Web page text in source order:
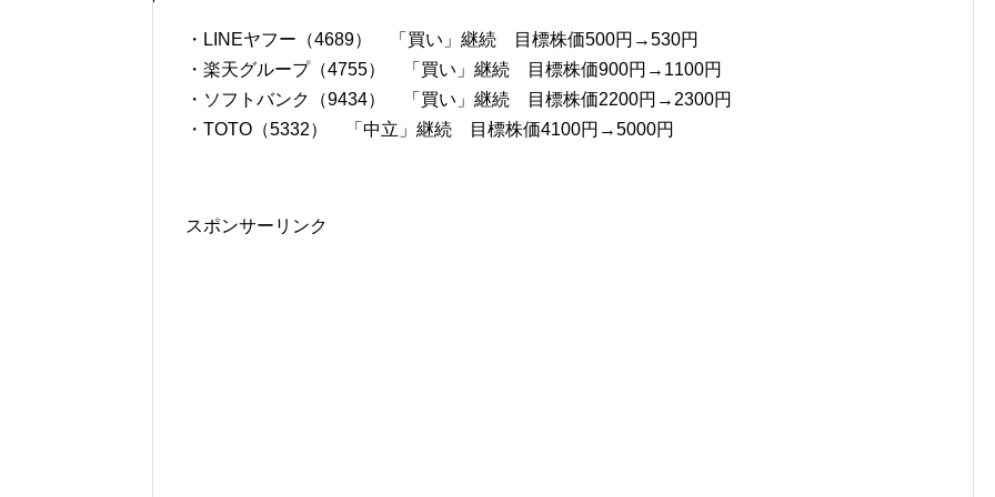
・LINEヤフー（4689） 「買い」継続 目標株価500円→530円
・楽天グループ（4755） 「買い」継続 目標株価900円→1100円
・ソフトバンク（9434） 「買い」継続 目標株価2200円→2300円
・TOTO（5332） 「中立」継続 目標株価4100円→5000円
スポンサーリンク